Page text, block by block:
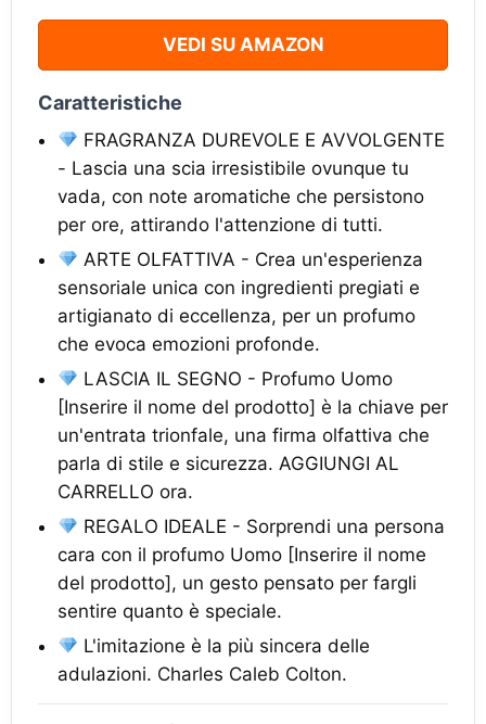
VEDI SU AMAZON
Caratteristiche
FRAGRANZA DUREVOLE E AVVOLGENTE
- Lascia una scia irresistibile ovunque tu
vada, con note aromatiche che persistono
per ore, attirando l'attenzione di tutti.
ARTE OLFATTIVA - Crea un'esperienza
sensoriale unica con ingredienti pregiati e
artigianato di eccellenza, per un profumo
che evoca emozioni profonde.
LASCIA IL SEGNO - Profumo Uomo
[Inserire il nome del prodotto] è la chiave per
un'entrata trionfale, una firma olfattiva che
parla di stile e sicurezza. AGGIUNGI AL
CARRELLO ora.
REGALO IDEALE - Sorprendi una persona
cara con il profumo Uomo [Inserire il nome
del prodotto], un gesto pensato per fargli
sentire quanto è speciale.
L'imitazione è la più sincera delle
adulazioni. Charles Caleb Colton.